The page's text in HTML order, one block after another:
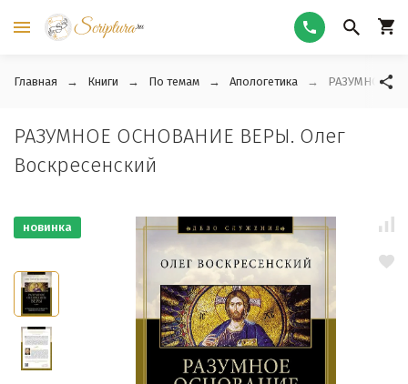
Главная Книги По темам Апологетика РАЗУМНОЕ
РАЗУМНОЕ ОСНОВАНИЕ ВЕРЫ. Олег
Воскресенский
новинка